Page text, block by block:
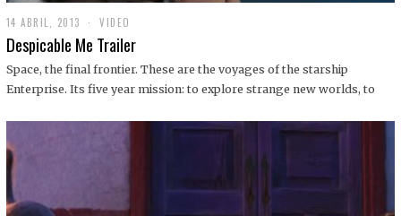
14 ABRIL, 2013
9
D
C
I
1
VIDEO
Despicable Me Trailer
Space, the final frontier. These are the voyages of the starship
Enterprise. Its five year mission: to explore strange new worlds, to